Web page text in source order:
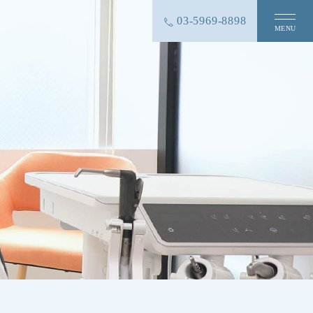
MENU
03-5969-8898